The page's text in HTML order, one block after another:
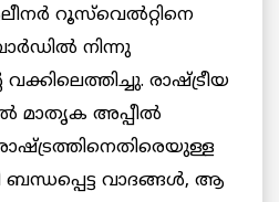
റൂസ്‌വെല്‍റ്റിനെ
നിന്നു
രാഷ്ട്രീയ
മാതൃക അപ്പീല്‍
വാദങ്ങള്‍, ആ